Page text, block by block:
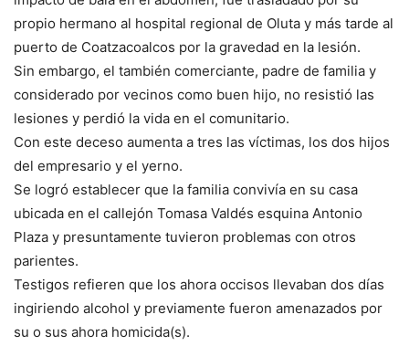
propio hermano al hospital regional de Oluta y más tarde al
puerto de Coatzacoalcos por la gravedad en la lesión.
Sin embargo, el también comerciante, padre de familia y
considerado por vecinos como buen hijo, no resistió las
lesiones y perdió la vida en el comunitario.
Con este deceso aumenta a tres las víctimas, los dos hijos
del empresario y el yerno.
Se logró establecer que la familia convivía en su casa
ubicada en el callejón Tomasa Valdés esquina Antonio
Plaza y presuntamente tuvieron problemas con otros
parientes.
Testigos refieren que los ahora occisos llevaban dos días
ingiriendo alcohol y previamente fueron amenazados por
su o sus ahora homicida(s).